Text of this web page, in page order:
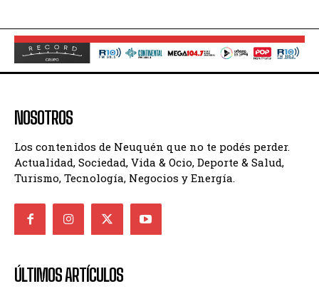
NOSOTROS
Los contenidos de Neuquén que no te podés perder.
Actualidad, Sociedad, Vida & Ocio, Deporte & Salud,
Turismo, Tecnología, Negocios y Energía.
ÚLTIMOS ARTÍCULOS